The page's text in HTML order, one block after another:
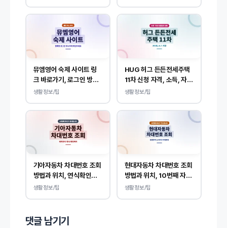
뮤엠영어 숙제 사이트 링
크 바로가기, 로그인 방법
안내
생활정보/팁
HUG 허그 든든전세주택
11차 신청 자격, 소득, 자산
상관없이 가능합니다.
생활정보/팁
기아자동차 차대번호 조회
방법과 위치, 연식확인까
지 가능!
생활정보/팁
현대자동차 차대번호 조회
방법과 위치, 10번째 자리
에서 연식 확인!
생활정보/팁
댓글 남기기